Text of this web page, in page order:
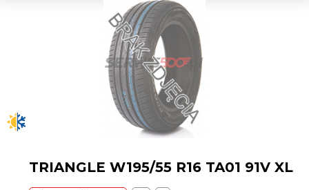
TRIANGLE W195/55 R16 TA01 91V XL